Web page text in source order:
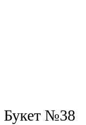
Букет №38